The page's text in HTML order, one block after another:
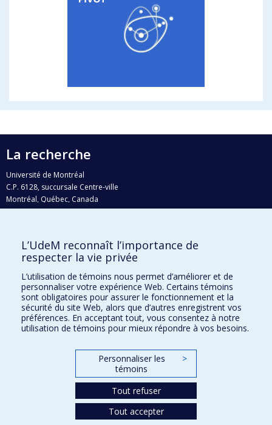
La recherche
Université de Montréal
C.P. 6128, succursale Centre-ville
Montréal, Québec, Canada
H3C 3J7
Qui fait quoi?
Nous trouver
Plan du site
Accessibilité
L’UdeM reconnaît l’importance de
respecter la vie privée
L’utilisation de témoins nous permet d’améliorer et de
personnaliser votre expérience Web. Certains témoins
sont obligatoires pour assurer le fonctionnement et la
sécurité du site Web, alors que d’autres enregistrent vos
préférences. En acceptant tout, vous consentez à notre
utilisation de témoins pour mieux répondre à vos besoins.
Personnaliser les
témoins
>
Tout refuser
Tout accepter